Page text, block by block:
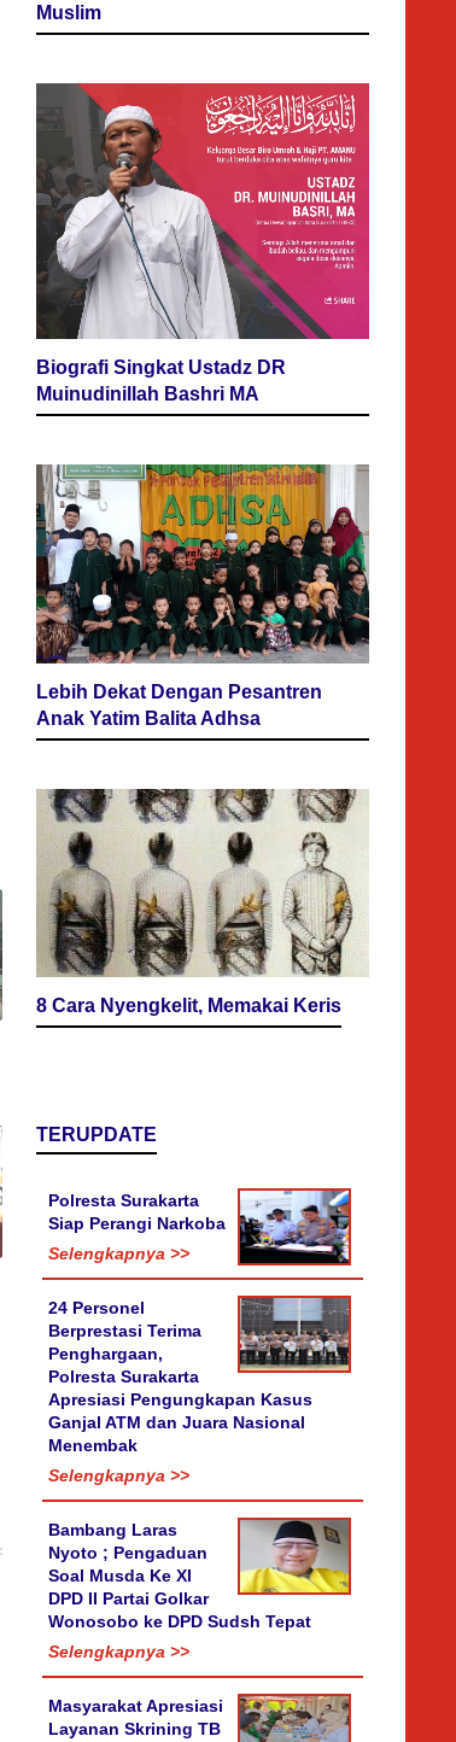
Muslim
Biografi Singkat Ustadz DR
Muinudinillah Bashri MA
Lebih Dekat Dengan Pesantren
Anak Yatim Balita Adhsa
8 Cara Nyengkelit, Memakai Keris
TERUPDATE
Polresta Surakarta
Siap Perangi Narkoba
Selengkapnya >>
24 Personel
Berprestasi Terima
Penghargaan,
Polresta Surakarta
Apresiasi Pengungkapan Kasus
Ganjal ATM dan Juara Nasional
Menembak
Selengkapnya >>
Bambang Laras
Nyoto ; Pengaduan
Soal Musda Ke XI
DPD II Partai Golkar
Wonosobo ke DPD Sudsh Tepat
Selengkapnya >>
Masyarakat Apresiasi
Layanan Skrining TB